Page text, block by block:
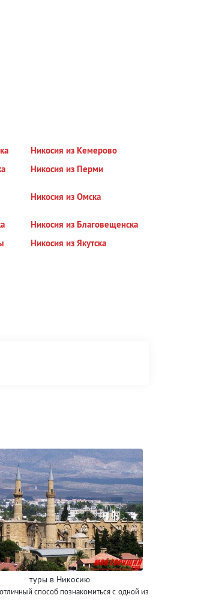
Никосия из Кемерово
Никосия из Перми
Никосия из Омска
Никосия из Благовещенска
Никосия из Якутска
туры в Никосию
способ познакомиться с одной из